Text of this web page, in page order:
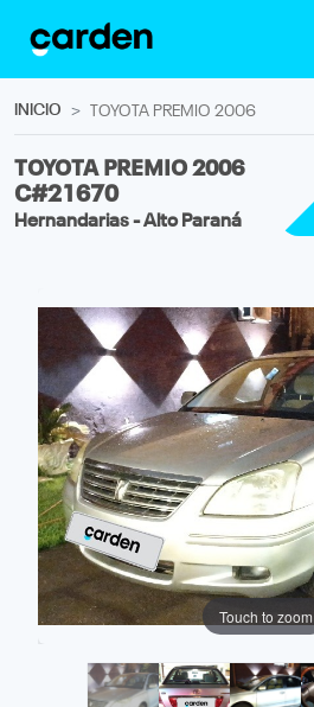
INICIO TOYOTA PREMIO 2006
TOYOTA PREMIO 2006
C#21670
Hernandarias - Alto Paraná
Touch to zoom